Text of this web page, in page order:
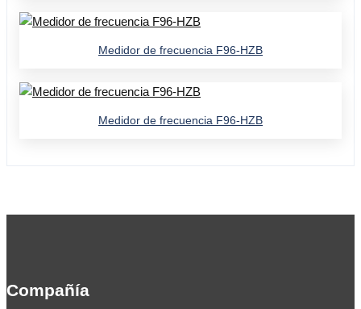
Medidor de frecuencia F96-HZB
Medidor de frecuencia F96-HZB
Compañía